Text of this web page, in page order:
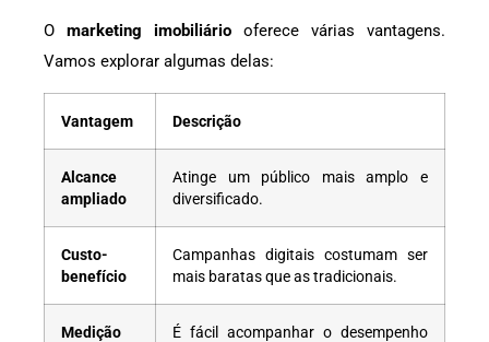
O marketing imobiliário oferece várias vantagens.
Vamos explorar algumas delas:
Vantagem Descrição
Alcance
ampliado
Atinge um público mais amplo e
diversificado.
Custo-
benefício
Campanhas digitais costumam ser
mais baratas que as tradicionais.
Medição
É fácil acompanhar o desempenho